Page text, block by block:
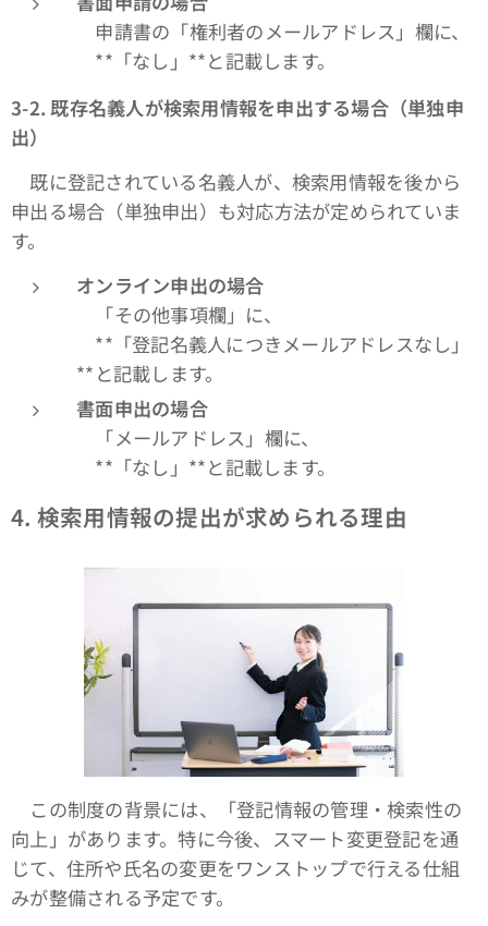
申請書の「権利者のメールアドレス」欄に、
**「なし」**と記載します。
3-2.既存名義人が検索用情報を申出する場合（単独申
出）
既に登記されている名義人が、検索用情報を後から
申出る場合（単独申出）も対応方法が定められていま
す。
オンライン申出の場合
「その他事項欄」に、
**「登記名義人につきメールアドレスなし」
**と記載します。
書面申出の場合
「メールアドレス」欄に、
**「なし」**と記載します。
4. 検索用情報の提出が求められる理由
この制度の背景には、「登記情報の管理・検索性の
向上」があります。特に今後、スマート変更登記を通
じて、住所や氏名の変更をワンストップで行える仕組
みが整備される予定です。